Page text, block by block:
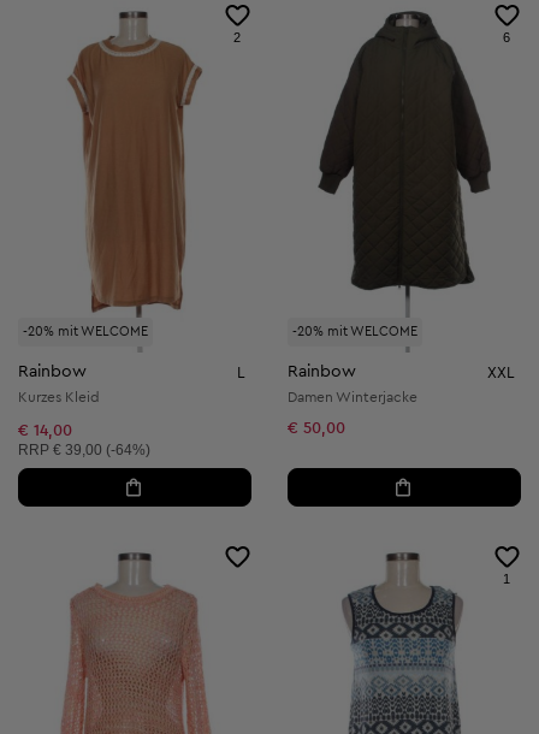
-20% mit WELCOME
2
Rainbow L
Kurzes Kleid
€ 14,00
Unverbindliche Preisempfehlung:
RRP € 39,00 (-64%)
-20% mit WELCOME
6
Rainbow XXL
Damen Winterjacke
€ 50,00
1